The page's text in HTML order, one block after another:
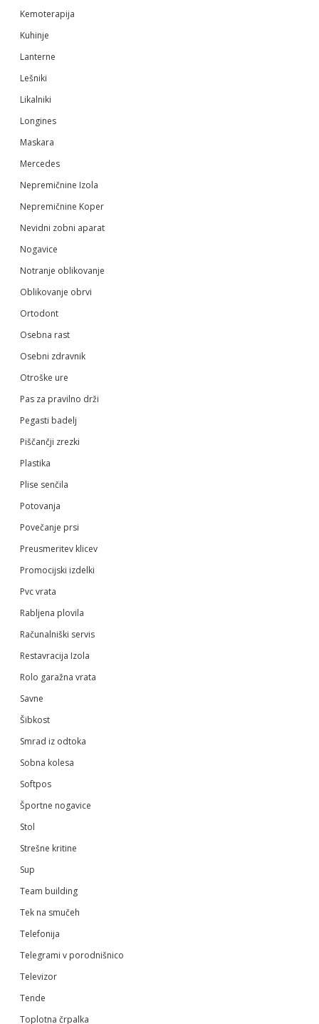
Kemoterapija
Kuhinje
Lanterne
Lešniki
Likalniki
Longines
Maskara
Mercedes
Nepremičnine Izola
Nepremičnine Koper
Nevidni zobni aparat
Nogavice
Notranje oblikovanje
Oblikovanje obrvi
Ortodont
Osebna rast
Osebni zdravnik
Otroške ure
Pas za pravilno drži
Pegasti badelj
Piščančji zrezki
Plastika
Plise senčila
Potovanja
Povečanje prsi
Preusmeritev klicev
Promocijski izdelki
Pvc vrata
Rabljena plovila
Računalniški servis
Restavracija Izola
Rolo garažna vrata
Savne
Šibkost
Smrad iz odtoka
Sobna kolesa
Softpos
Športne nogavice
Stol
Strešne kritine
Sup
Team building
Tek na smučeh
Telefonija
Telegrami v porodnišnico
Televizor
Tende
Toplotna črpalka